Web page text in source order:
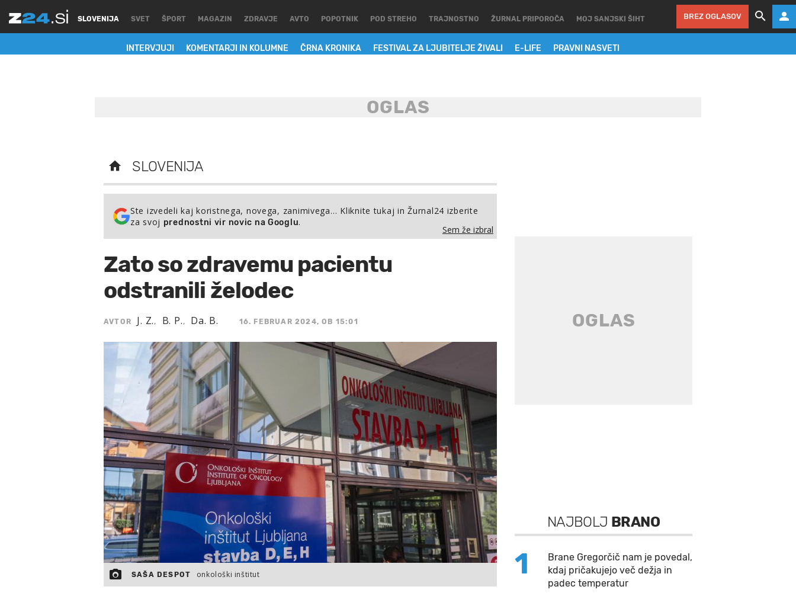
SLOVENIJA
INTERVJUJI KOMENTARJI IN KOLUMNE ČRNA KRONIKA FESTIVAL ZA LJUBITELJE ŽIVALI E-LIFE PRAVNI NASVETI
SVET ŠPORT MAGAZIN ZDRAVJE AVTO POPOTNIK POD STREHO TRAJNOSTNO ŽURNAL PRIPOROČA MOJ SANJSKI ŠIHT BREZ OGLASOV
SLOVENIJA
Ste izvedeli kaj koristnega, novega, zanimivega… Kliknite tukaj in Žurnal24 izberite
za svoj prednostni vir novic na Googlu.
Sem že izbral
Zato so zdravemu pacientu
odstranili želodec
AVTOR J. Z., B. P., Da. B. 16. FEBRUAR 2024, OB 15:01
SAŠA DESPOT onkološki inštitut
NAJBOLJ BRANO
1
Brane Gregorčič nam je povedal,
kdaj pričakujejo več dežja in
padec temperatur